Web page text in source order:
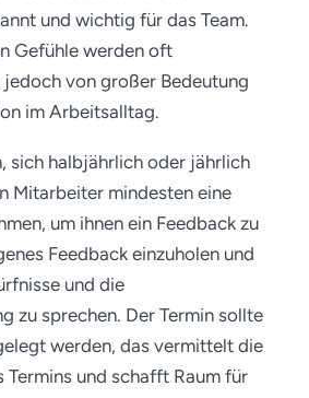
und wichtig für das Team.
Gefühle werden oft
von großer Bedeutung
im Arbeitsalltag.
sich halbjährlich oder jährlich
Mitarbeiter mindesten eine
um ihnen ein Feedback zu
Feedback einzuholen und
und die
zu sprechen. Der Termin sollte
werden, das vermittelt die
und schafft Raum für